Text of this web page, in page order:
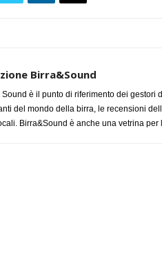
Birra&Sound
Sound è il punto di riferimento dei
del mondo della birra, le recensioni
Birra&Sound è anche una vetrina per